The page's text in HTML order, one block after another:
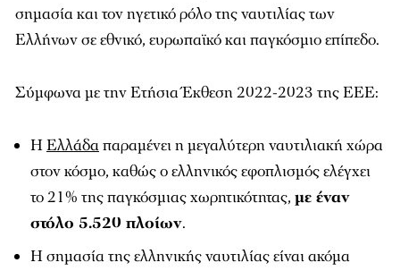
σημασία και τον ηγετικό ρόλο της ναυτιλίας των
Ελλήνων σε εθνικό, ευρωπαϊκό και παγκόσμιο επίπεδο.
Σύμφωνα με την Ετήσια Έκθεση 2022-2023 της ΕΕΕ:
HΕλλάδαπαραμένει η μεγαλύτερη ναυτιλιακή χώρα
στον κόσμο, καθώς ο ελληνικός εφοπλισμός ελέγχει
το 21% της παγκόσμιας χωρητικότητας, με έναν
στόλο 5.520 πλοίων.
Η σημασία της ελληνικής ναυτιλίας είναι ακόμα